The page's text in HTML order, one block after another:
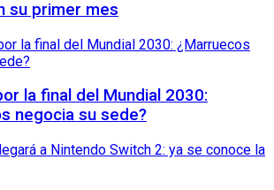
su primer mes
la final del Mundial 2030:
negocia su sede?